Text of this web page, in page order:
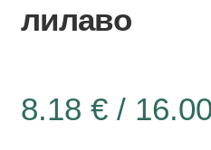
лилаво
8.18 €/